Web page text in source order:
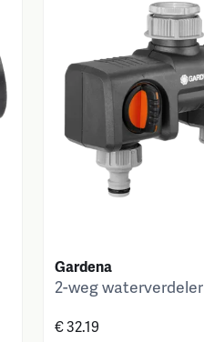
Gardena
2-weg waterverdeler
€ 32.19